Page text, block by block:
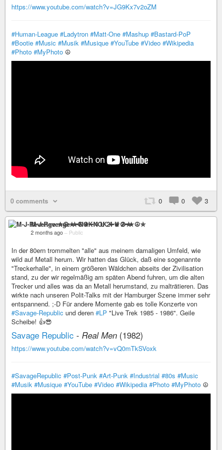
https://www.youtube.com/watch?v=JG9Kx7v2oZM
#Human-League #Ladytron #Matt-One #Mashup #Bastard-PoP
#Bootie #Music #Musik #Musique #YouTube #Video #Wikipedia
#Photo #MyPhoto ☮️
0 comments 0 0 3
M-J-Revenge ✮☮★━NOK 4 U 2━★☮✮
2 months ago – Public
In der 80ern trommelten "alle" aus meinem damaligen Umfeld, wie
wild auf Metall herum. Wir hatten das Glück, daß eine sogenannte
"Treckerhalle", in einem größeren Wäldchen abseits der Zivilisation
stand, zu der wir regelmäßig am späten Abend fuhren, um die alten
Trecker und alles was da an Metall herumstand, zu malträtieren. Das
wirkte nach unseren Polit-Talks mit der Hamburger Szene immer sehr
entspannend. ;-D Für andere Momente gab es tolle Konzerte von
#Savage-Republic und deren #LP "Live Trek 1985 - 1986". Geile
Scheibe! 👍😎
Savage Republic - Real Men (1982)
https://www.youtube.com/watch?v=vQ0mTkSVoxk
#SavageRepublic #Post-Punk #Art-Punk #Industrial #80s #Music
#Musik #Musique #YouTube #Video #Wikipedia #Photo #MyPhoto ☮️